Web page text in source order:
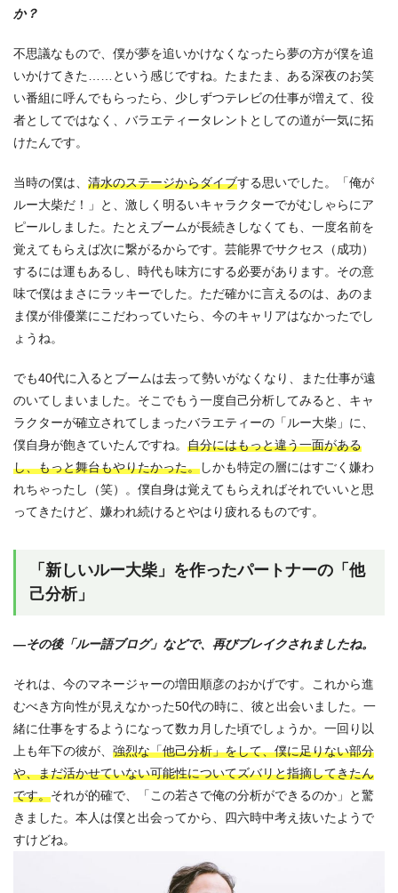
か？
不思議なもので、僕が夢を追いかけなくなったら夢の方が僕を追
いかけてきた……という感じですね。たまたま、ある深夜のお笑
い番組に呼んでもらったら、少しずつテレビの仕事が増えて、役
者としてではなく、バラエティータレントとしての道が一気に拓
けたんです。
当時の僕は、 清水のステージからダイブする思いでした。「俺が
ルー大柴だ！」と、激しく明るいキャラクターでがむしゃらにア
ピールしました。たとえブームが長続きしなくても、一度名前を
覚えてもらえば次に繋がるからです。芸能界でサクセス（成功）
するには運もあるし、時代も味方にする必要があります。その意
味で僕はまさにラッキーでした。ただ確かに言えるのは、あのま
ま僕が俳優業にこだわっていたら、今のキャリアはなかったでし
ょうね。
でも40代に入るとブームは去って勢いがなくなり、また仕事が遠
のいてしまいました。そこでもう一度自己分析してみると、キャ
ラクターが確立されてしまったバラエティーの「ルー大柴」に、
僕自身が飽きていたんですね。 自分にはもっと違う一面がある
し、もっと舞台もやりたかった。しかも特定の層にはすごく嫌わ
れちゃったし（笑）。僕自身は覚えてもらえればそれでいいと思
ってきたけど、嫌われ続けるとやはり疲れるものです。
「新しいルー大柴」を作ったパートナーの「他
己分析」
—その後「ルー語ブログ」などで、再びブレイクされましたね。
それは、今のマネージャーの増田順彦のおかげです。これから進
むべき方向性が見えなかった50代の時に、彼と出会いました。一
緒に仕事をするようになって数カ月した頃でしょうか。一回り以
上も年下の彼が、 強烈な「他己分析」をして、僕に足りない部分
や、まだ活かせていない可能性についてズバリと指摘してきたん
です。それが的確で、「この若さで俺の分析ができるのか」と驚
きました。本人は僕と出会ってから、四六時中考え抜いたようで
すけどね。